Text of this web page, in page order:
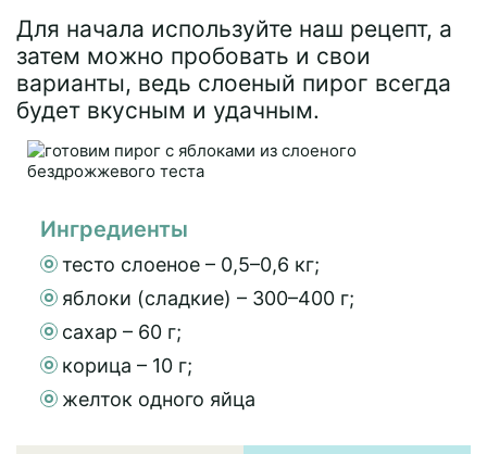
Для начала используйте наш рецепт, а
затем можно пробовать и свои
варианты, ведь слоеный пирог всегда
будет вкусным и удачным.
Ингредиенты
тесто слоеное – 0,5–0,6 кг;
яблоки (сладкие) – 300–400 г;
сахар – 60 г;
корица – 10 г;
желток одного яйца